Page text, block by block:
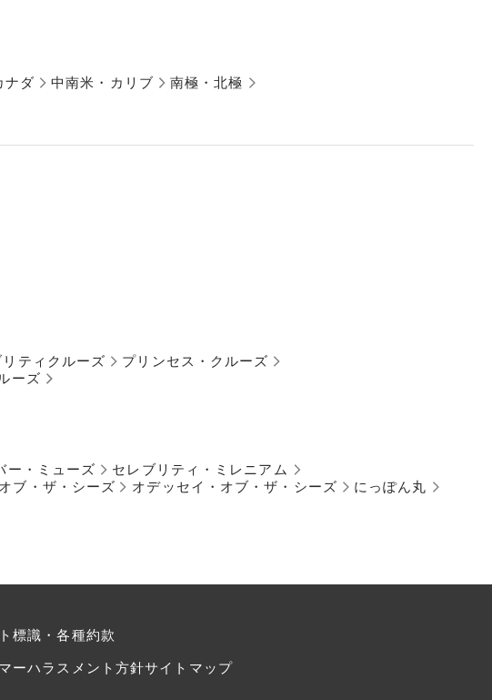
ナダ 中南米・カリブ 南極・北極
リティクルーズ
プリンセス・クルーズ
ーズ
ー・ミューズ
セレブリティ・ミレニアム
ブ・ザ・シーズ オデッセイ・オブ・ザ・シーズ
にっぽん丸
標識・各種約款
ーハラスメント方針サイトマップ